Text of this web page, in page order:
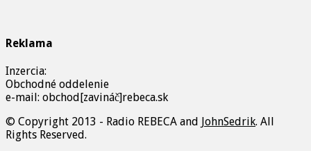
Reklama
Inzercia:
Obchodné oddelenie
e-mail: obchod[zavináč]rebeca.sk
© Copyright 2013 - Radio REBECA and JohnSedrik. All
Rights Reserved.